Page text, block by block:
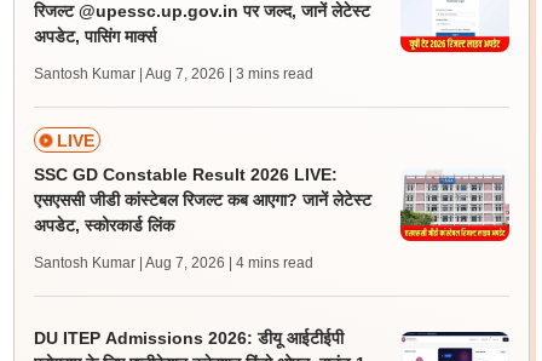
रिजल्ट @upessc.up.gov.in पर जल्द, जानें लेटेस्ट
अपडेट, पासिंग मार्क्स
Santosh Kumar | Aug 7, 2026 | 3 mins read
LIVE
SSC GD Constable Result 2026 LIVE:
एसएससी जीडी कांस्टेबल रिजल्ट कब आएगा? जानें लेटेस्ट
अपडेट, स्कोरकार्ड लिंक
Santosh Kumar | Aug 7, 2026 | 4 mins read
DU ITEP Admissions 2026: डीयू आईटीईपी